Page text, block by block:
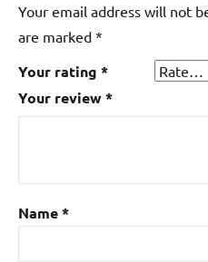
Your email address will not
are marked *
Your rating *
Your review*
Name*